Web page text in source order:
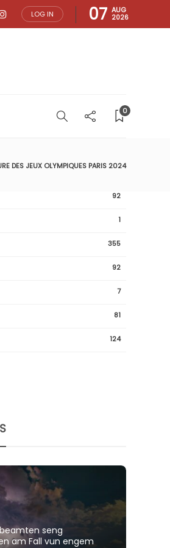
LOG IN 07 AUG
2026
0
DES JEUX OLYMPIQUES PARIS 2024
92
1
355
92
7
81
124
seng
am Fall vun engem